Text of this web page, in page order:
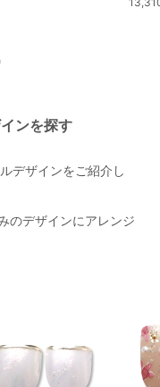
ンを探す
デザインをご紹介し
のデザインにアレンジ